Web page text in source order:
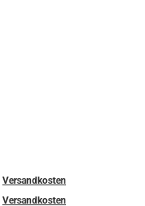
Versandkosten
Versandkosten